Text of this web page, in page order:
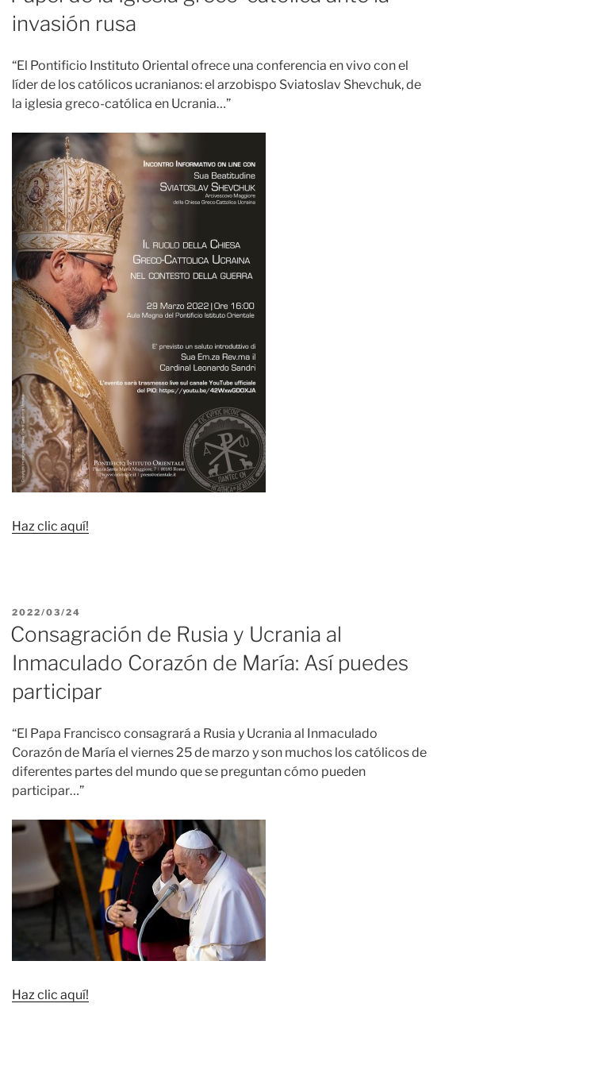
invasión rusa
“El Pontificio Instituto Oriental ofrece una conferencia en vivo con el
líder de los católicos ucranianos: el arzobispo Sviatoslav Shevchuk, de
la iglesia greco-católica en Ucrania…”
Haz clic aquí!
PUBLICADO
EL
2022/03/24
Consagración de Rusia y Ucrania al
Inmaculado Corazón de María: Así puedes
participar
“El Papa Francisco consagrará a Rusia y Ucrania al Inmaculado
Corazón de María el viernes 25 de marzo y son muchos los católicos de
diferentes partes del mundo que se preguntan cómo pueden
participar…”
Haz clic aquí!